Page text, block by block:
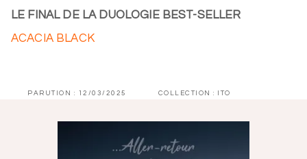
LE FINAL DE LA DUOLOGIE BEST-SELLER
ACACIA BLACK
PARUTION : 12/03/2025 COLLECTION : ITO